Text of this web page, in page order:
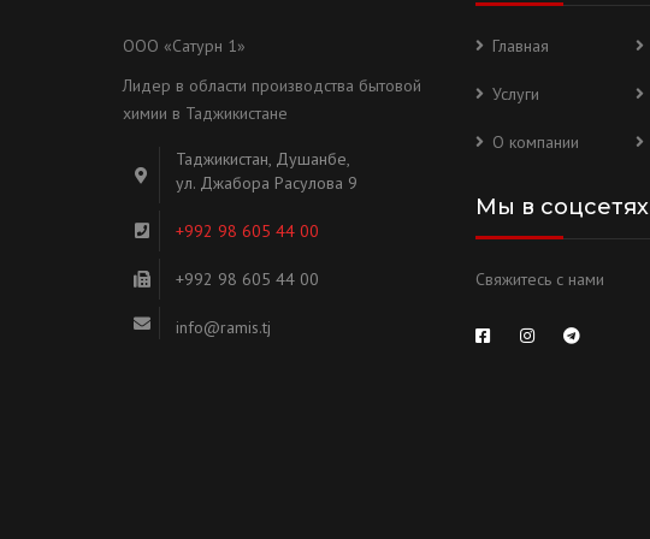
ООО «Сатурн 1»
Лидер в области производства бытовой
химии в Таджикистане
Таджикистан, Душанбе,
ул. Джабора Расулова 9
+992 98 605 44 00
+992 98 605 44 00
info@ramis.tj
Главная
Услуги
О компании
Мы в соцсетях
Свяжитесь с нами